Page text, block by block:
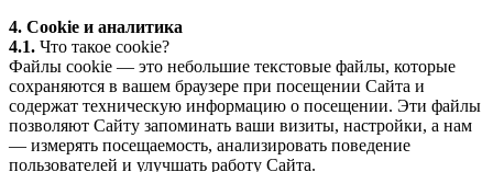
4. Cookie и аналитика
4.1. Что такое cookie?
Файлы cookie — это небольшие текстовые файлы, которые
сохраняются в вашем браузере при посещении Сайта и
содержат техническую информацию о посещении. Эти файлы
позволяют Сайту запоминать ваши визиты, настройки, а нам
— измерять посещаемость, анализировать поведение
пользователей и улучшать работу Сайта.